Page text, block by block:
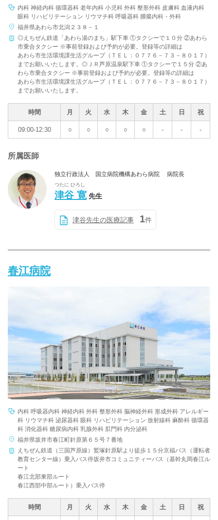
内科 神経内科 循環器科 老年内科 小児科 外科 整形外科 皮膚科 血液内科
眼科 リハビリテーション リウマチ科 呼吸器科 腫瘍内科・外科
福井県あわら市北潟２３８－１
◎えちぜん鉄道「あわら湯のまち」駅下車 ①タクシーで１０分 ②あわら
市乗合タクシー ※事前登録および予約が必要。登録等の詳細は
あわら市生活環境課生活グループ（ＴＥＬ：０７７６－７３－８０１７）
までお願いいたします。◎ＪＲ芦原温泉駅下車 ①タクシーで１５分 ②あ
わら市乗合タクシー ※事前登録および予約が必要。登録等の詳細は
あわら市生活環境課生活グループ（ＴＥＬ：０７７６－７３－８０１７）
までお願いいたします。
時間 月 火 水 木 金 土 日 祝
09:00-12:30 ○ ○ ○ ○ ○ - - -
所属医師
独立行政法人 国立病院機構あわら病院 病院長
つたに ひろし
津谷 寛 先生
津谷先生の医療記事 1件
春江病院
内科 呼吸器内科 神経内科 外科 整形外科 脳神経外科 形成外科 アレルギー
科 リウマチ科 泌尿器科 眼科 リハビリテーション 放射線科 麻酔科 循環器
科 消化器科 糖尿病内科 乳腺外科 肛門科 内分泌科
福井県坂井市春江町針原第６５号７番地
えちぜん鉄道（三国芦原線）鷲塚針原駅より徒歩１５分京福バス（運転者
教育センター線）乗入バス停坂井市コミュニティーバス（基幹丸岡春江ル
ート
春江北部東部ルート
春江西部中部ルート）乗入バス停
時間 月 火 水 木 金 土 日 祝